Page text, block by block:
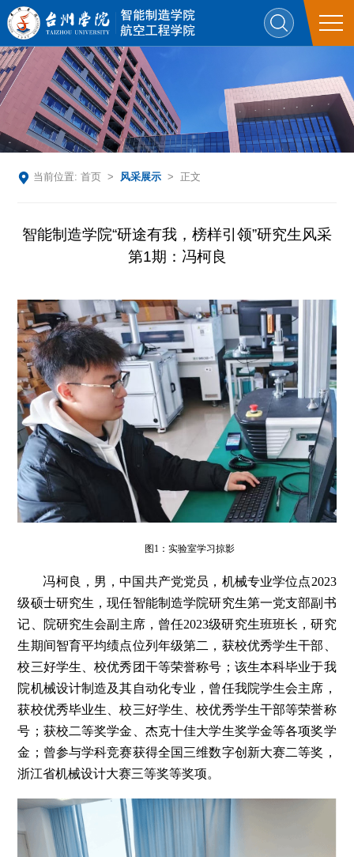
当前位置:首页 > 风采展示 > 正文
智能制造学院“研途有我，榜样引领”研究生风采
第1期：冯柯良
图1：实验室学习掠影
冯柯良，男，中国共产党党员，机械专业学位点2023
级硕士研究生，现任智能制造学院研究生第一党支部副书
记、院研究生会副主席，曾任2023级研究生班班长，研究
生期间智育平均绩点位列年级第二，获校优秀学生干部、
校三好学生、校优秀团干等荣誉称号；该生本科毕业于我
院机械设计制造及其自动化专业，曾任我院学生会主席，
获校优秀毕业生、校三好学生、校优秀学生干部等荣誉称
号；获校二等奖学金、杰克十佳大学生奖学金等各项奖学
金；曾参与学科竞赛获得全国三维数字创新大赛二等奖，
浙江省机械设计大赛三等奖等奖项。